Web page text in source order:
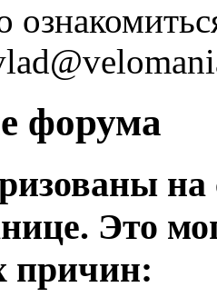
форума
на
Это
причин: